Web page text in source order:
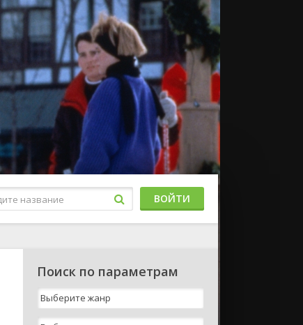
ВОЙТИ
Поиск по параметрам